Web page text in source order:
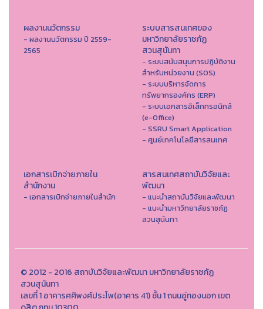
ผลงานนวัตกรรม
- ผลงานนวัตกรรม ปี 2559-
2565
ระบบสารสนเทศของ
มหาวิทยาลัยราชภัฏ
สวนสุนันทา
- ระบบสนับสนุนการปฏิบัติงาน
สำหรับหน่วยงาน (SOS)
- ระบบบริหารจัดการ
ทรัพยากรองค์กร (ERP)
- ระบบเอกสารอิเล็กทรอนิกส์
(e-Office)
- SSRU Smart Application
- ศูนย์เทคโนโลยีสารสนเทศ
เอกสารเบิกจ่ายภายใน
สำนักงาน
- เอกสารเบิกจ่ายภายในสำนัก
สารสนเทศสถาบันวิจัยและ
พัฒนา
- แนะนำสถาบันวิจัยและพัฒนา
- แนะนำมหาวิทยาลัยราชภัฏ
สวนสุนันทา
© 2012 - 2016 สถาบันวิจัยและพัฒนา มหาวิทยาลัยราชภัฏ
สวนสุนันทา
เลขที่ 1 อาคารศศิพงศ์ประไพ(อาคาร 41) ชั้น 1 ถนนอู่ทองนอก เขต